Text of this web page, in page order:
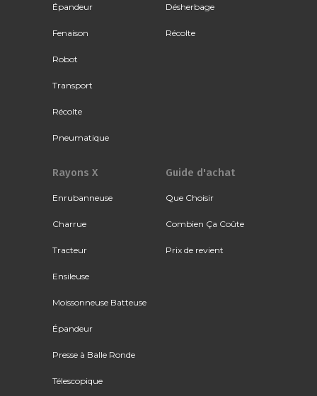
Épandeur
Fenaison
Robot
Transport
Récolte
Pneumatique
Désherbage
Récolte
Rayons X
Enrubanneuse
Charrue
Tracteur
Ensileuse
Moissonneuse Batteuse
Épandeur
Presse à Balle Ronde
Télescopique
Guide d'achat
Que Choisir
Combien Ça Coûte
Prix de revient